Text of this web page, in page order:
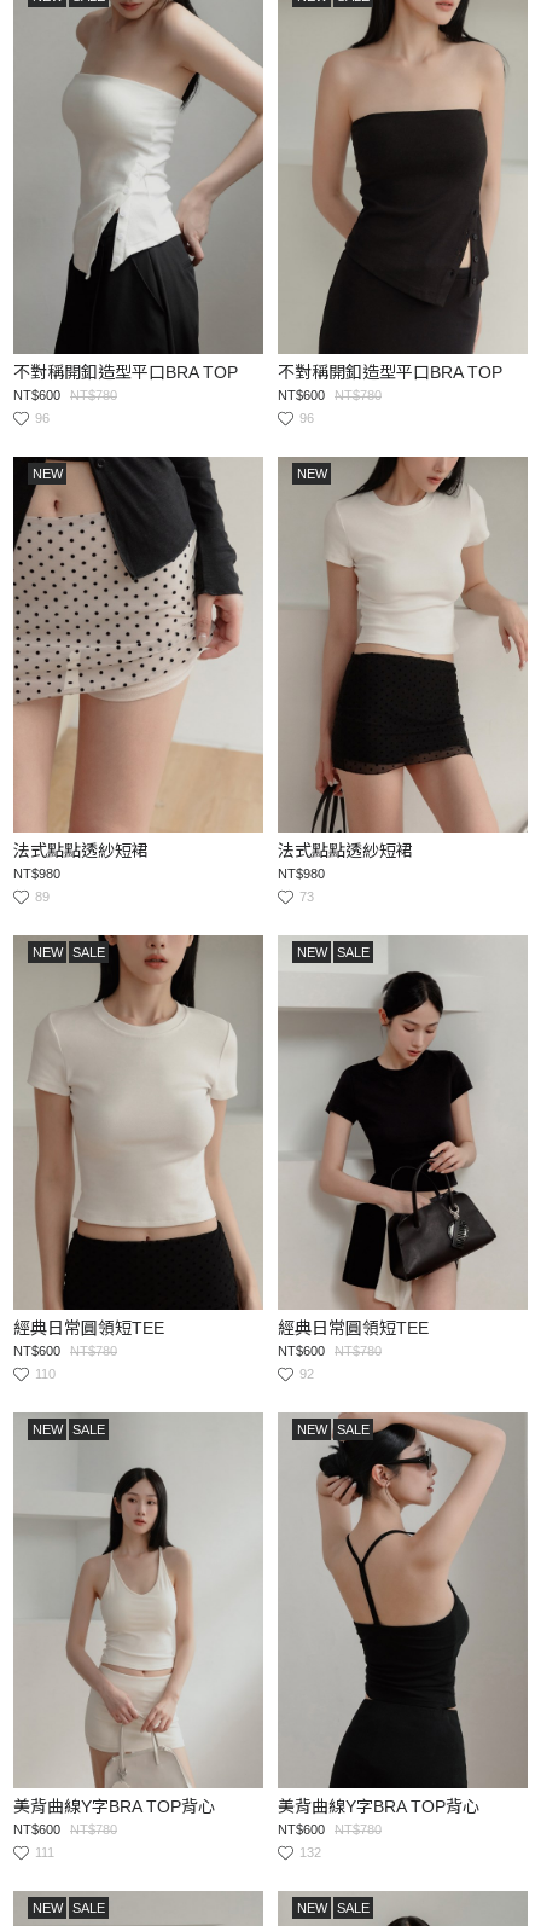
不對稱開釦造型平口BRA TOP
NT$600
NT$780
96
不對稱開釦造型平口BRA TOP
NT$600
NT$780
96
NEW
法式點點透紗短裙
NT$980
89
NEW
法式點點透紗短裙
NT$980
73
NEW SALE
經典日常圓領短TEE
NT$600
NT$780
110
NEW SALE
經典日常圓領短TEE
NT$600
NT$780
92
NEW SALE
美背曲線Y字BRA TOP背心
NT$600
NT$780
111
NEW SALE
美背曲線Y字BRA TOP背心
NT$600
NT$780
132
NEW SALE NEW SALE